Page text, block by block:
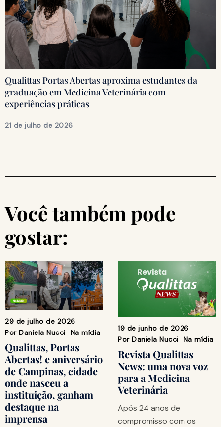
Qualittas Portas Abertas aproxima estudantes da
graduação em Medicina Veterinária com
experiências práticas
21 de julho de 2026
Você também pode
gostar:
29 de julho de 2026
Por Daniela Nucci Na mídia
Qualittas, Portas
Abertas! e aniversário
de Campinas, cidade
onde nasceu a
instituição, ganham
destaque na
imprensa
19 de junho de 2026
Por Daniela Nucci Na mídia
Revista Qualittas
News: uma nova voz
para a Medicina
Veterinária
Após 24 anos de
compromisso com os